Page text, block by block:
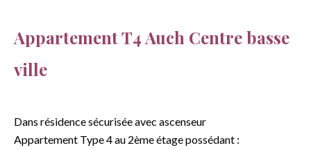
Appartement T4 Auch Centre basse
ville
Dans résidence sécurisée avec ascenseur
Appartement Type 4 au 2ème étage possédant :